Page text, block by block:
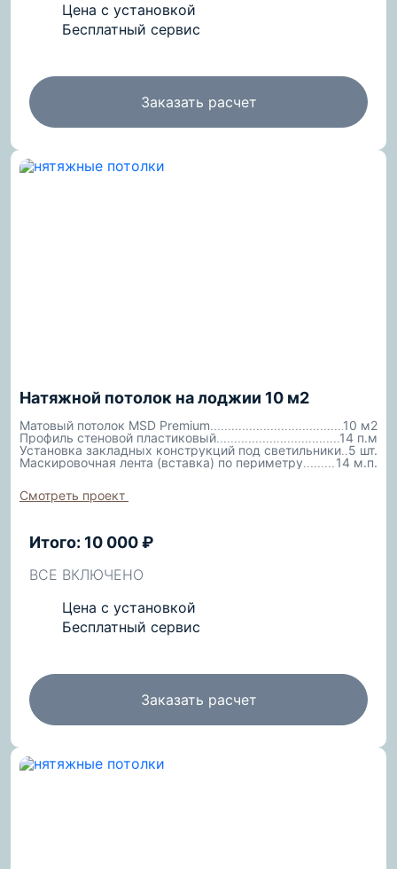
Цена с установкой
Бесплатный сервис
Заказать расчет
Натяжной потолок на лоджии 10 м2
Матовый потолок MSD Premium
10 м2
Профиль стеновой пластиковый
14 п.м
Установка закладных конструкций под светильники 5 шт.
Маскировочная лента (вставка) по периметру
14 м.п.
Смотреть проект
Итого: 10 000 ₽
ВСЕ ВКЛЮЧЕНО
Цена с установкой
Бесплатный сервис
Заказать расчет